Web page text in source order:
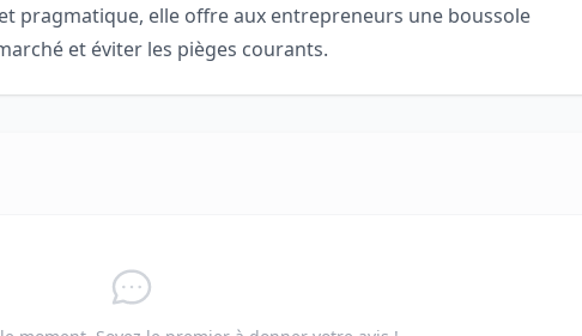
pragmatique, elle offre aux entrepreneurs une boussole
et éviter les pièges courants.